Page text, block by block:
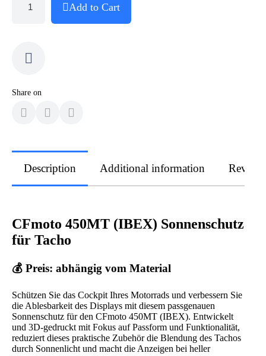
Add to Cart
Share on
Description Additional information
CFmoto 450MT (IBEX) Sonnenschutz
für Tacho
💰 Preis: abhängig vom Material
Schützen Sie das Cockpit Ihres Motorrads und verbessern Sie
die Ablesbarkeit des Displays mit diesem passgenauen
Sonnenschutz für den CFmoto 450MT (IBEX). Entwickelt
und 3D-gedruckt mit Fokus auf Passform und Funktionalität,
reduziert dieses praktische Zubehör die Blendung des Tachos
durch Sonnenlicht und macht die Anzeigen bei heller